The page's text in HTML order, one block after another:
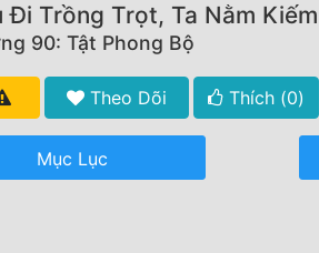
Đi Trồng Trọt, Ta Nằm
90: Tật Phong Bộ
Theo Dõi Thích (0)
Mục Lục